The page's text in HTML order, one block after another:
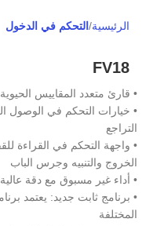
الرئيسية التحكم في الدخول
FV18
• قارئ متعدد المقاييس
• خيارات التحكم في الوصول
التراجع
• واجهة التحكم في القراءة
الخروج والتنبيه وجرس الباب
• أداء غير مسبوق مع دقة
• برنامج ثابت جديد: يعتمد
المختلفة